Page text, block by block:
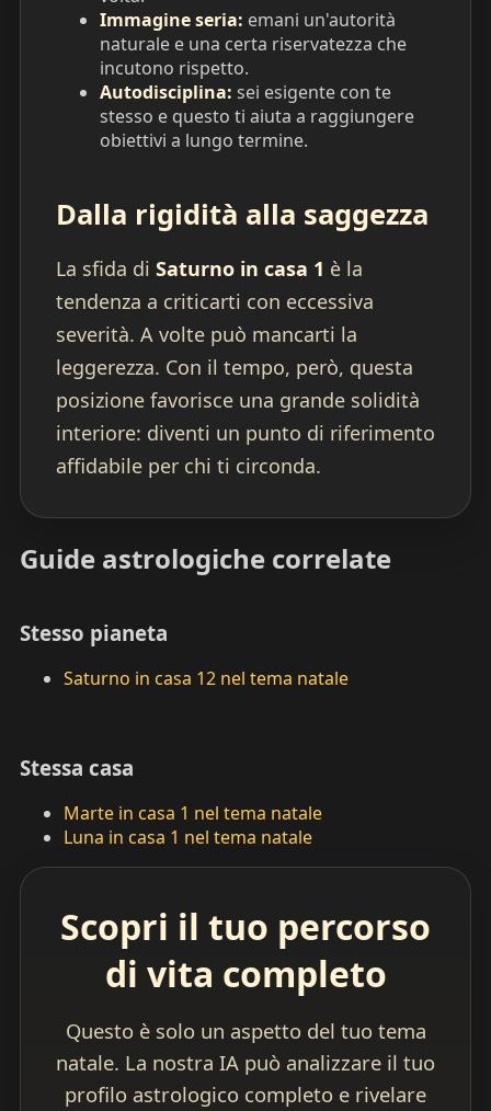
Immagine seria: emani un'autorità
naturale e una certa riservatezza che
incutono rispetto.
Autodisciplina: sei esigente con te
stesso e questo ti aiuta a raggiungere
obiettivi a lungo termine.
Dalla rigidità alla saggezza
La sfida di Saturno in casa 1 è la
tendenza a criticarti con eccessiva
severità. A volte può mancarti la
leggerezza. Con il tempo, però, questa
posizione favorisce una grande solidità
interiore: diventi un punto di riferimento
affidabile per chi ti circonda.
Guide astrologiche correlate
Stesso pianeta
Saturno in casa 12 nel tema natale
Stessa casa
Marte in casa 1 nel tema natale
Luna in casa 1 nel tema natale
Scopri il tuo percorso
di vita completo
Questo è solo un aspetto del tuo tema
natale. La nostra IA può analizzare il tuo
profilo astrologico completo e rivelare